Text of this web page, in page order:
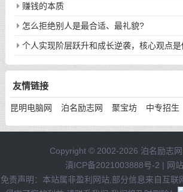
赚钱的本质
怎么拒绝别人是最合适、最礼貌?
个人实现阶层跃升和成长逆袭，核心观点是
下八件事
友情链接
昆明电脑网 泊名励志网 聚宝坊 中专招生
Copyright © 2002-2026 泊名励志
滇ICP备2021003888号-2 | 网
免责声明：本站属非盈利网站,部分信息来自互联